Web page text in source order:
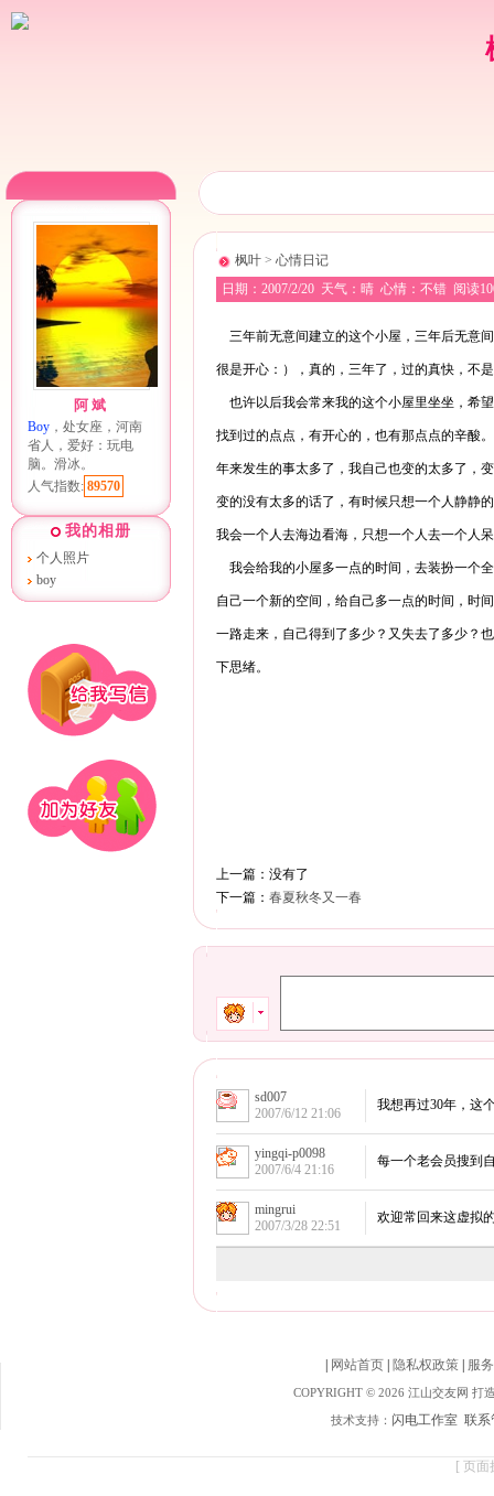
阿斌
Boy ，处女座，河南
省人，爱好：玩电
脑。滑冰。
人气指数: 89570
我的相册
个人照片
boy
枫叶 > 心情日记
日期： 2007/2/20 天气：晴 心情：不错 阅读
三年前无意间建立的这个小屋，三年后无意
很是开心：），真的，三年了，过的真快，不
也许以后我会常来我的这个小屋里坐坐，希
找到过的点点，有开心的，也有那点点的辛酸
年来发生的事太多了，我自己也变的太多了，
变的没有太多的话了，有时候只想一个人静静
我会一个人去海边看海，只想一个人去一个人
我会给我的小屋多一点的时间，去装扮一个
自己一个新的空间，给自己多一点的时间，时
一路走来，自己得到了多少？又失去了多少？
下思绪。
上一篇：没有了
下一篇： 春夏秋冬又一春
网站首页 隐私权政策 服
COPYRIGHT © 2026 江山交友网 打
技术支持： 闪电工作室 联系
[ 页面